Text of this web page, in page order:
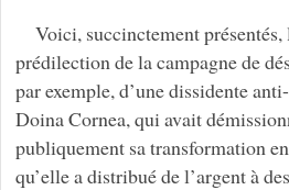
Voici, succinctement présentés,
prédilection de la campagne de
par exemple, d’une dissidente
Doina Cornea, qui avait
publiquement sa transformation
qu’elle a distribué de l’argent à